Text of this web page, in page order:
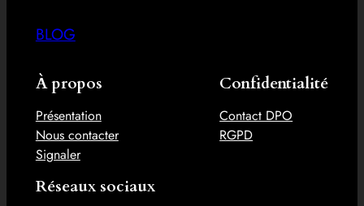
BLOG
À propos
Présentation
Nous contacter
Signaler
Confidentialité
Contact DPO
RGPD
Réseaux sociaux